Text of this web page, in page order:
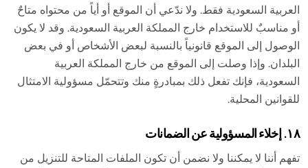
العربية السعودية فقط. ولا ندّعي أن الموقع أو أياً من محتواه متاحٌ
أو مناسبٌ للاستخدام خارج المملكة العربية السعودية. وقد لا يكون
الوصول إلى الموقع قانونياً بالنسبة لبعض الأشخاص أو في بعض
البلدان. وإذا وصلت إلى الموقع من خارج المملكة العربية
السعودية، فإنك تفعل ذلك بمبادرةٍ منك وتتحمّل مسؤولية الامتثال
للقوانين المحلية.
١٨. إخلاء المسؤولية عن الضمانات
تفهم أننا لا يمكننا ولا نضمن أن تكون الملفات المتاحة للتنزيل من